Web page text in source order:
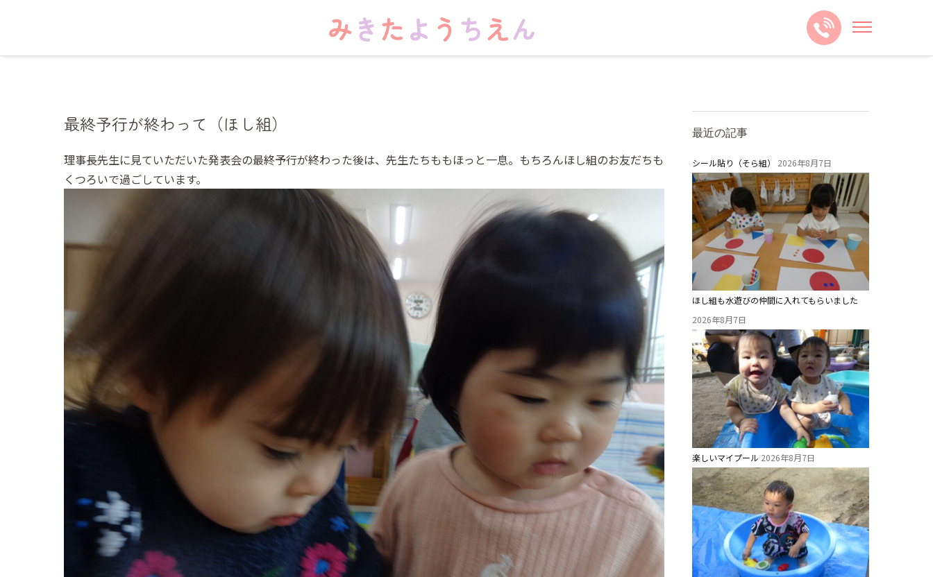
最終予行が終わって（ほし組）
理事長先生に見ていただいた発表会の最終予行が終わった後は、先生たちももほっと一息。もちろんほし組のお友だちも
くつろいで過ごしています。
最近の記事
シール貼り（そら組） 2026年8月7日
ほし組も水遊びの仲間に入れてもらいました
2026年8月7日
楽しいマイプール 2026年8月7日